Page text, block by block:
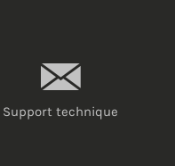
Support technique